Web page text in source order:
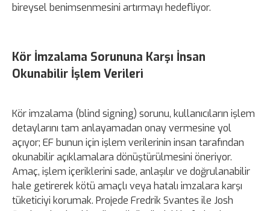
bireysel benimsenmesini artırmayı hedefliyor.
Kör İmzalama Sorununa Karşı İnsan
Okunabilir İşlem Verileri
Kör imzalama (blind signing) sorunu, kullanıcıların işlem
detaylarını tam anlayamadan onay vermesine yol
açıyor; EF bunun için işlem verilerinin insan tarafından
okunabilir açıklamalara dönüştürülmesini öneriyor.
Amaç, işlem içeriklerini sade, anlaşılır ve doğrulanabilir
hale getirerek kötü amaçlı veya hatalı imzalara karşı
tüketiciyi korumak. Projede Fredrik Svantes ile Josh